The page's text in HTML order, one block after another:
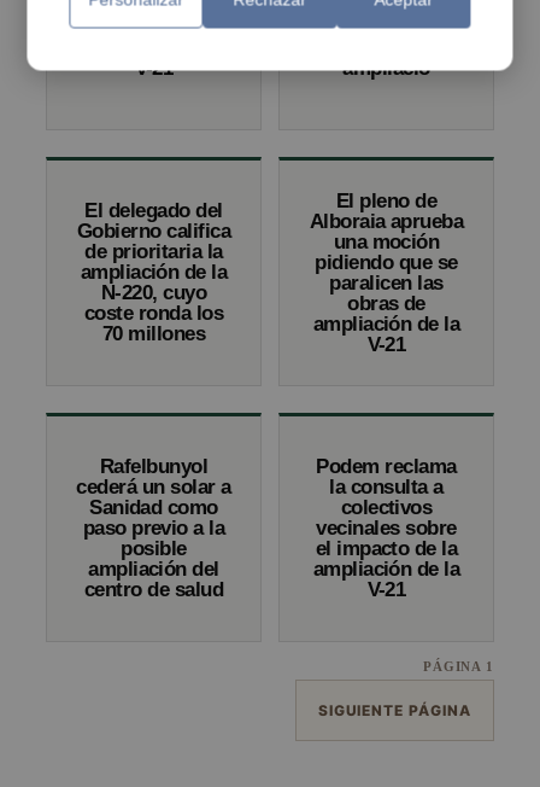
acampados para
poder vaciar
V-21
casa contigua
per a una
ampliació
El delegado del
Gobierno califica
de prioritaria la
ampliación de la
N-220, cuyo
coste ronda los
70 millones
El pleno de
Alboraia aprueba
una moción
pidiendo que se
paralicen las
obras de
ampliación de la
V-21
Rafelbunyol
cederá un solar a
Sanidad como
paso previo a la
posible
ampliación del
centro de salud
Podem reclama
la consulta a
colectivos
vecinales sobre
el impacto de la
ampliación de la
V-21
PÁGINA 1
SIGUIENTE PÁGINA